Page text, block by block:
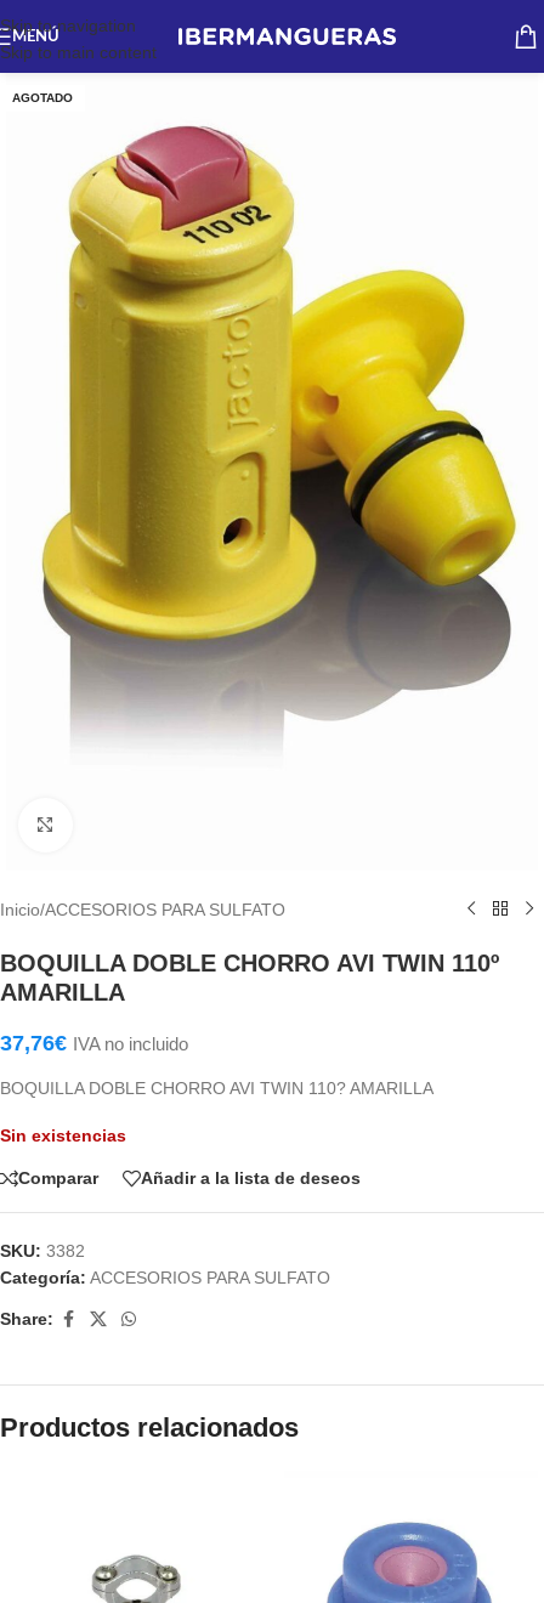
Skip to navigation
Skip to main content
MENÚ
AGOTADO
Inicio/ACCESORIOS PARA SULFATO
BOQUILLA DOBLE CHORRO AVI TWIN 110º
AMARILLA
37,76€ IVA no incluido
BOQUILLA DOBLE CHORRO AVI TWIN 110? AMARILLA
Sin existencias
Comparar Añadir a la lista de deseos
SKU: 3382
Categoría: ACCESORIOS PARA SULFATO
Share:
Productos relacionados